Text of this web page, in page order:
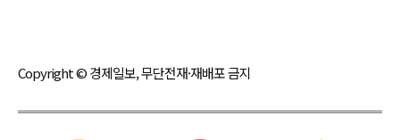
Copyright © 경제일보, 무단전재·재배포 금지